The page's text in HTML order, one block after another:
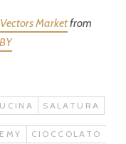
Vectors Marketfrom
SALATURA
CIOCCOLATO